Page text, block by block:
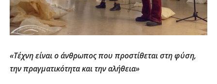
«Τέχνη είναι ο άνθρωπος που προστίθεται στη φύση,
την πραγματικότητα και την αλήθεια»